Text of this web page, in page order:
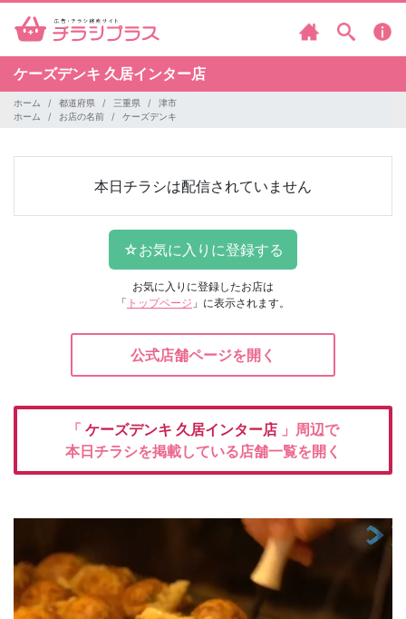
ケーズデンキ 久居インター店
ホーム 都道府県 三重県
津市
ホーム
お店の名前 ケーズデンキ
本日チラシは配信されていません
お気に入りに登録したお店は
「 トップページ 」に表示されます。
公式店舗ページを開く
「 ケーズデンキ 久居インター店 」周辺で
本日チラシを掲載している店舗一覧を開く